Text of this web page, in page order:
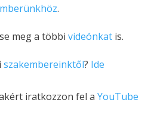
.
meg a többi videónkat is.
szakembereinktől? Ide
iratkozzon fel a YouTube